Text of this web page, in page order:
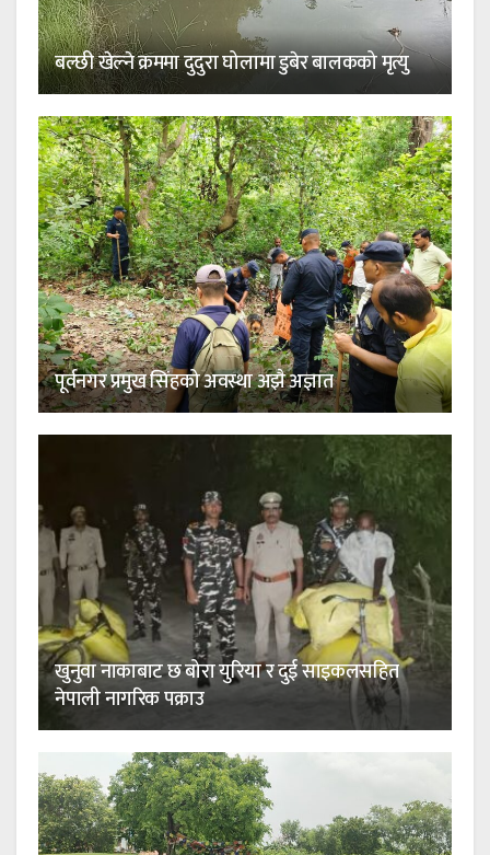
बल्छी खेल्ने क्रममा दुदुरा घोलामा डुबेर बालकको मृत्यु
पूर्वनगर प्रमुख सिंहको अवस्था अझै अज्ञात
खुनुवा नाकाबाट छ बोरा युरिया र दुई साइकलसहित
नेपाली नागरिक पक्राउ